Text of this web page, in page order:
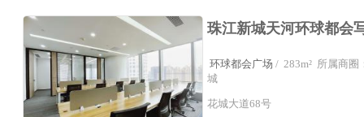
环球都会广场 / 283m² 所属商圈
城
花城大道68号